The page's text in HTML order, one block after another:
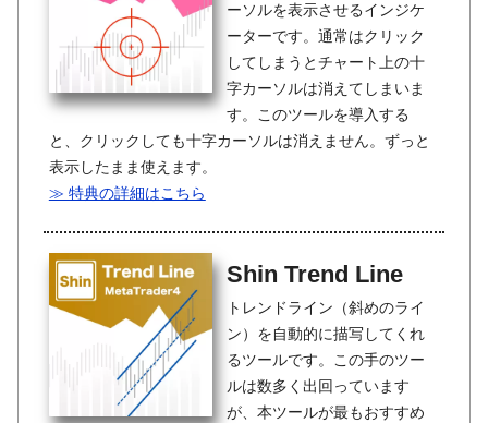
ーソルを表示させるインジケ
ーターです。通常はクリック
してしまうとチャート上の十
字カーソルは消えてしまいま
す。このツールを導入する
と、クリックしても十字カーソルは消えません。ずっと
表示したまま使えます。
≫ 特典の詳細はこちら
Shin Trend Line
トレンドライン（斜めのライ
ン）を自動的に描写してくれ
るツールです。この手のツー
ルは数多く出回っています
が、本ツールが最もおすすめ